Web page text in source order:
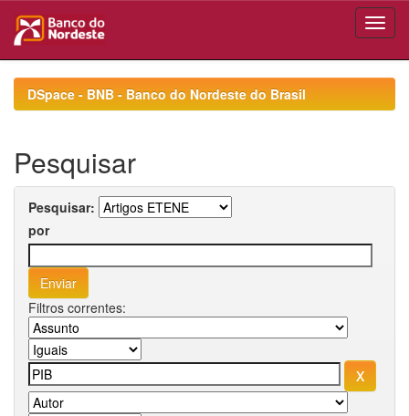
navigationDSpace - BNB - Banco do Nordeste do Brasil
Pesquisar
Pesquisar:
por
Filtros correntes: